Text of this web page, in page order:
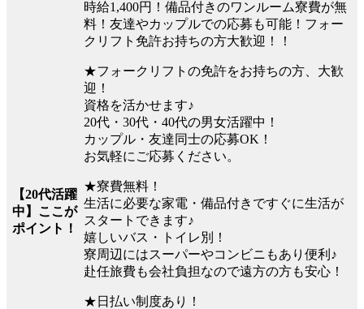
【20代活躍
中】ここが
ポイント！
時給1,400円！備品付きのワンルーム寮費が無
料！友達やカップルでの応募も可能！フォー
クリフト免許お持ちの方大歓迎！！
★フォークリフトの免許をお持ちの方、大歓
迎！
資格を活かせます♪
20代・30代・40代の男女活躍中！
カップル・友達同士の応募OK！
お気軽にご応募ください。
★寮費無料！
生活に必要な家電・備品付きですぐに生活が
スタートできます♪
嬉しいバス・トイレ別！
寮周辺にはスーパーやコンビニもあり便利♪
赴任旅費も会社負担なので遠方の方も安心！
★日払い制度あり！